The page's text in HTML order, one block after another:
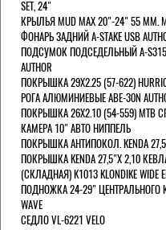
SET, 24"
КРЫЛЬЯ MUD MAX 20"-24" 55 ММ.
ФОНАРЬ ЗАДНИЙ A-STAKE USB
ПОДСУМОК ПОДСЕДЕЛЬНЫЙ A-
AUTHOR
ПОКРЫШКА 29X2.25 (57-622)
РОГА АЛЮМИНИЕВЫЕ ABE-30N
ПОКРЫШКА 26X2.10 (54-559) MTB
КАМЕРА 10" АВТО НИППЕЛЬ
ПОКРЫШКА АНТИПОКОЛ. KENDA
ПОКРЫШКА KENDA 27,5"Х 2,10
(СКЛАДНАЯ) K1013 KLONDIKE WIDE
ПОДНОЖКА 24-29" ЦЕНТРАЛЬНОГО
WAVE
СЕДЛО VL-6221 VELO